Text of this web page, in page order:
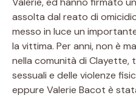
assolta dal reato di
messo in luce un
la vittima. Per anni, non è
nella comunità di Clayette,
sessuali e delle violenze
eppure Valerie Bacot è